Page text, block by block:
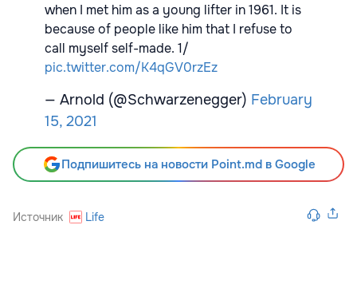
when I met him as a young lifter in 1961. It is
because of people like him that I refuse to
call myself self-made. 1/
pic.twitter.com/K4qGV0rzEz
— Arnold (@Schwarzenegger) February
15, 2021
Подпишитесь на новости Point.md в Google
Источник Life